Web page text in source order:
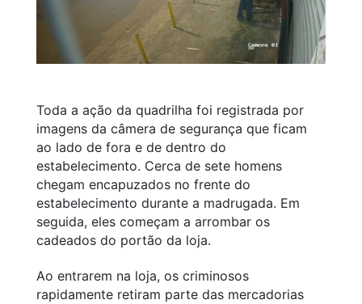
Toda a ação da quadrilha foi registrada por
imagens da câmera de segurança que ficam
ao lado de fora e de dentro do
estabelecimento. Cerca de sete homens
chegam encapuzados no frente do
estabelecimento durante a madrugada. Em
seguida, eles começam a arrombar os
cadeados do portão da loja.
Ao entrarem na loja, os criminosos
rapidamente retiram parte das mercadorias